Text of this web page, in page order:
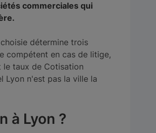
commerciales qui
détermine trois
compétent en cas de litige,
taux de Cotisation
Lyon n'est pas la ville la
à Lyon ?